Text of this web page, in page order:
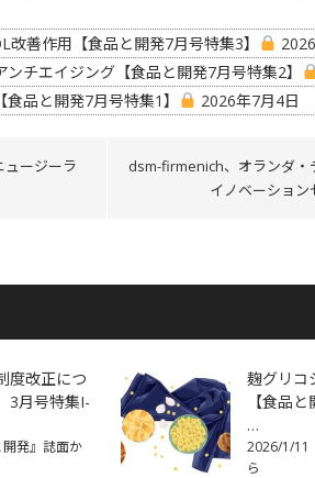
善作用【食品と開発7月号特集3】
チエイジング【食品と開発7月号特集2】
品と開発7月号特集1】
2026年7月4日
ュージーラ
dsm-firmenich、オランダ・
イノベーショ
度改正につ
3月号特集I-
開発』誌面か
麹グリコ
【食品
…
2026/1/11
ら